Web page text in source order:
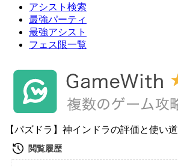
アシスト検索
最強パーティ
最強アシスト
フェス限一覧
【パズドラ】神インドラの評価と使い道